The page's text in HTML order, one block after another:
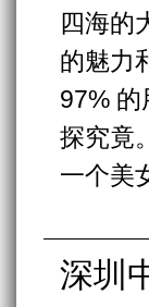
四海的
的魅力
97%
探究竟
一个美
深圳